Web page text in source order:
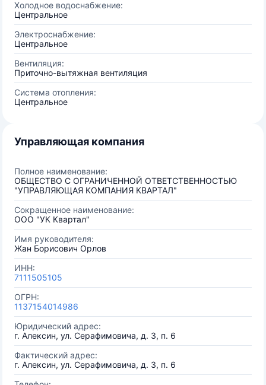
Холодное водоснабжение:
Центральное
Электроснабжение:
Центральное
Вентиляция:
Приточно-вытяжная вентиляция
Система отопления:
Центральное
Управляющая компания
Полное наименование:
ОБЩЕСТВО С ОГРАНИЧЕННОЙ ОТВЕТСТВЕННОСТЬЮ
"УПРАВЛЯЮЩАЯ КОМПАНИЯ КВАРТАЛ"
Сокращенное наименование:
ООО "УК Квартал"
Имя руководителя:
Жан Борисович Орлов
ИНН:
7111505105
ОГРН:
1137154014986
Юридический адрес:
г. Алексин, ул. Серафимовича, д. 3, п. 6
Фактический адрес:
г. Алексин, ул. Серафимовича, д. 3, п. 6